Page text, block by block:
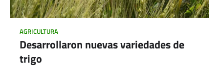
AGRICULTURA
Desarrollaron nuevas variedades de
trigo